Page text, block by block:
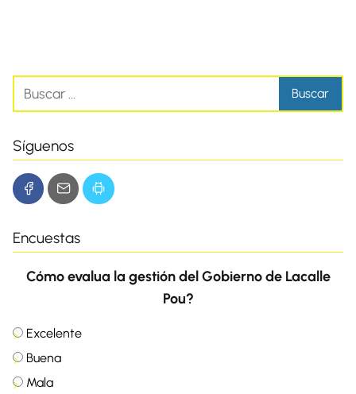
Síguenos
Encuestas
Cómo evalua la gestión del Gobierno de Lacalle
Pou?
Excelente
Buena
Mala